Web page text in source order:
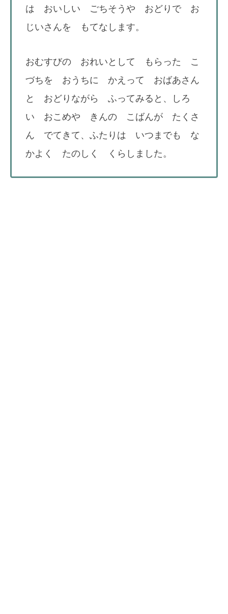
は おいしい ごちそうや おどりで お
じいさんを もてなします。
おむすびの おれいとして もらった こ
づちを おうちに かえって おばあさん
と おどりながら ふってみると、しろ
い おこめや きんの こばんが たくさ
ん でてきて、ふたりは いつまでも な
かよく たのしく くらしました。